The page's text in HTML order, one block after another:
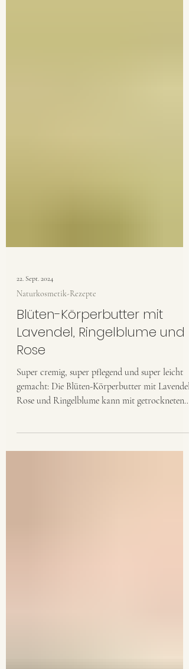
22. Sept. 2024
Naturkosmetik-Rezepte
Blüten-Körperbutter mit
Lavendel, Ringelblume und
Rose
Super cremig, super pflegend und super leicht
Rose und Ringelblume kann mit getrockneten
oder